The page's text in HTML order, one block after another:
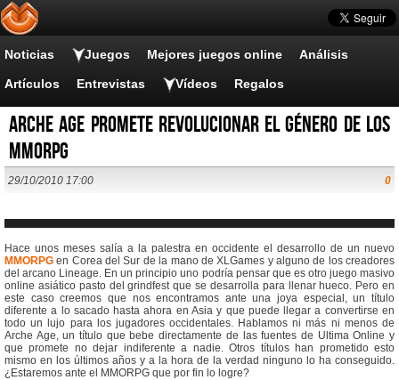
Noticias Juegos Mejores juegos online Análisis
Artículos Entrevistas Vídeos Regalos
Arche Age promete revolucionar el género de los
MMORPG
29/10/2010 17:00 0
Hace unos meses salía a la palestra en occidente el desarrollo de un nuevo
MMORPG en Corea del Sur de la mano de XLGames y alguno de los creadores
del arcano Lineage. En un principio uno podría pensar que es otro juego masivo
online asiático pasto del grindfest que se desarrolla para llenar hueco. Pero en
este caso creemos que nos encontramos ante una joya especial, un título
diferente a lo sacado hasta ahora en Asia y que puede llegar a convertirse en
todo un lujo para los jugadores occidentales. Hablamos ni más ni menos de
Arche Age, un título que bebe directamente de las fuentes de Ultima Online y
que promete no dejar indiferente a nadie. Otros títulos han prometido esto
mismo en los últimos años y a la hora de la verdad ninguno lo ha conseguido.
¿Estaremos ante el MMORPG que por fin lo logre?